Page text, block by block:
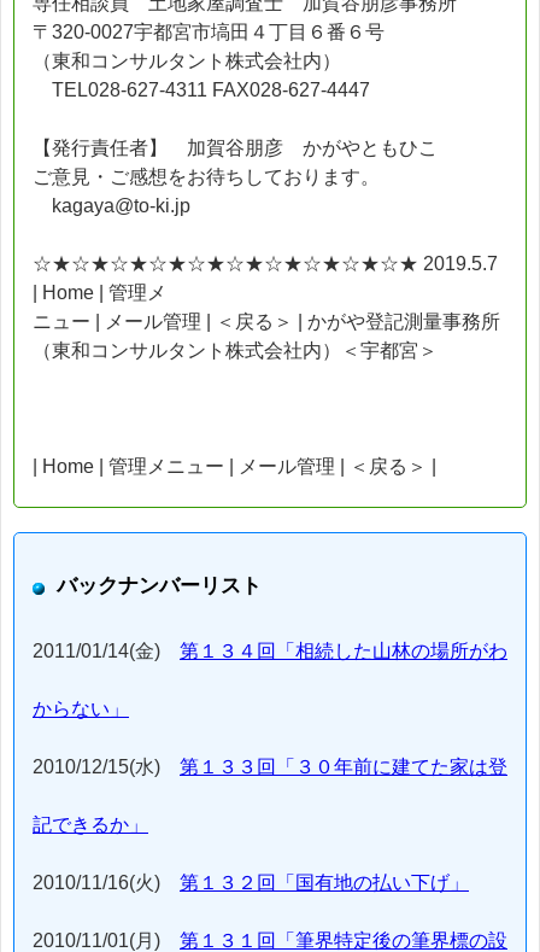
〒320-0027宇都宮市塙田４丁目６番６号
（東和コンサルタント株式会社内）
TEL028-627-4311 FAX028-627-4447
【発行責任者】 加賀谷朋彦 かがやともひこ
ご意見・ご感想をお待ちしております。
kagaya@to-ki.jp
☆★☆★☆★☆★☆★☆★☆★☆★☆★☆★ 2019.5.7
| Home | 管理メ
ニュー | メール管理 | ＜戻る＞ | かがや登記測量事務所
（東和コンサルタント株式会社内）＜宇都宮＞
| Home | 管理メニュー | メール管理 | ＜戻る＞ |
バックナンバーリスト
2011/01/14(金) 第１３４回「相続した山林の場所がわ
からない」
2010/12/15(水) 第１３３回「３０年前に建てた家は登
記できるか」
2010/11/16(火) 第１３２回「国有地の払い下げ」
2010/11/01(月) 第１３１回「筆界特定後の筆界標の設